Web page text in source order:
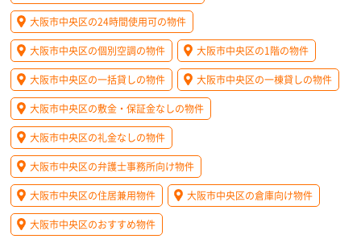
大阪市中央区の24時間使用可の物件
大阪市中央区の個別空調の物件 大阪市中央区の1階の物件
大阪市中央区の一括貸しの物件 大阪市中央区の一棟貸しの物件
大阪市中央区の敷金・保証金なしの物件
大阪市中央区の礼金なしの物件
大阪市中央区の弁護士事務所向け物件
大阪市中央区の住居兼用物件 大阪市中央区の倉庫向け物件
大阪市中央区のおすすめ物件